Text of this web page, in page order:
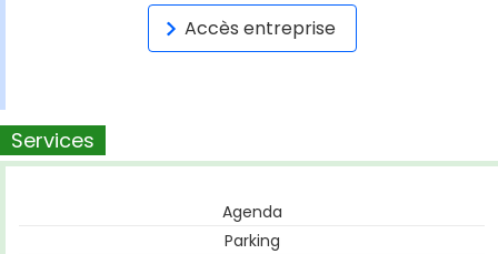
Accès entreprise
Services
Agenda
Parking